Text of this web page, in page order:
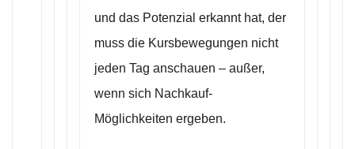
und das Potenzial erkannt hat, der
muss die Kursbewegungen nicht
jeden Tag anschauen – außer,
wenn sich Nachkauf-
Möglichkeiten ergeben.